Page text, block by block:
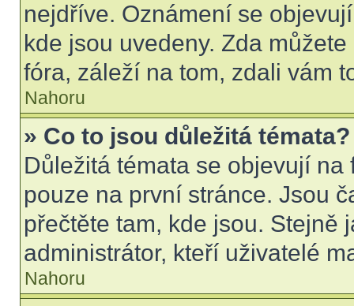
nejdříve. Oznámení se
kde jsou uvedeny. Zda
fóra, záleží na tom, zdali vám
Nahoru
» Co to jsou důležitá témata?
Důležitá témata se objevují
pouze na první stránce. Jsou
přečtěte tam, kde jsou. Stejně
administrátor, kteří uživatelé
Nahoru